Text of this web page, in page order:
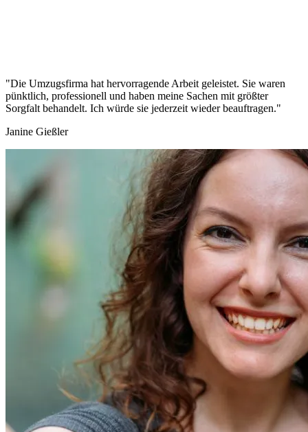
"Die Umzugsfirma hat hervorragende Arbeit geleistet. Sie waren
pünktlich, professionell und haben meine Sachen mit größter
Sorgfalt behandelt. Ich würde sie jederzeit wieder beauftragen."
Janine Gießler